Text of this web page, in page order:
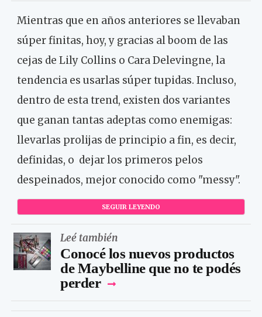
Mientras que en años anteriores se llevaban
súper finitas, hoy, y gracias al boom de las
cejas de Lily Collins o Cara Delevingne, la
tendencia es usarlas súper tupidas. Incluso,
dentro de esta trend, existen dos variantes
que ganan tantas adeptas como enemigas:
llevarlas prolijas de principio a fin, es decir,
definidas, o dejar los primeros pelos
despeinados, mejor conocido como "messy".
SEGUIR LEYENDO
Leé también
Conocé los nuevos productos
de Maybelline que no te podés
perder